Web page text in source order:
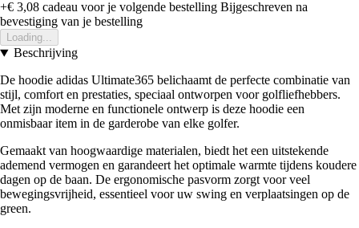
+€ 3,08 cadeau voor je volgende bestelling Bijgeschreven na
bevestiging van je bestelling
Loading...
Beschrijving
De hoodie adidas Ultimate365 belichaamt de perfecte combinatie van
stijl, comfort en prestaties, speciaal ontworpen voor golfliefhebbers.
Met zijn moderne en functionele ontwerp is deze hoodie een
onmisbaar item in de garderobe van elke golfer.
Gemaakt van hoogwaardige materialen, biedt het een uitstekende
ademend vermogen en garandeert het optimale warmte tijdens koudere
dagen op de baan. De ergonomische pasvorm zorgt voor veel
bewegingsvrijheid, essentieel voor uw swing en verplaatsingen op de
green.